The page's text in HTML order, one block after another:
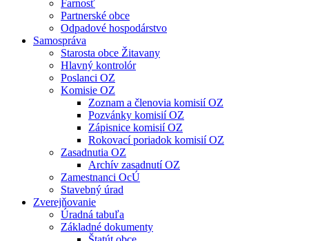
Farnosť
Partnerské obce
Odpadové hospodárstvo
Samospráva
Starosta obce Žitavany
Hlavný kontrolór
Poslanci OZ
Komisie OZ
Zoznam a členovia komisií OZ
Pozvánky komisií OZ
Zápisnice komisií OZ
Rokovací poriadok komisií OZ
Zasadnutia OZ
Archív zasadnutí OZ
Zamestnanci OcÚ
Stavebný úrad
Zverejňovanie
Úradná tabuľa
Základné dokumenty